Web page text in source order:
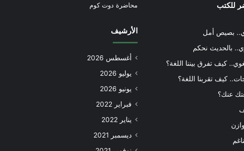
للكتب
بصيص أمل
بالحديث نحكم
كيف تفرق بيننا اللغة؟
كيف تقربنا اللغة؟
عنك؟
محاضرة دوت كوم
الأرشيف
أغسطس 2026
يوليو 2026
يونيو 2026
فبراير 2022
يناير 2022
ديسمبر 2021